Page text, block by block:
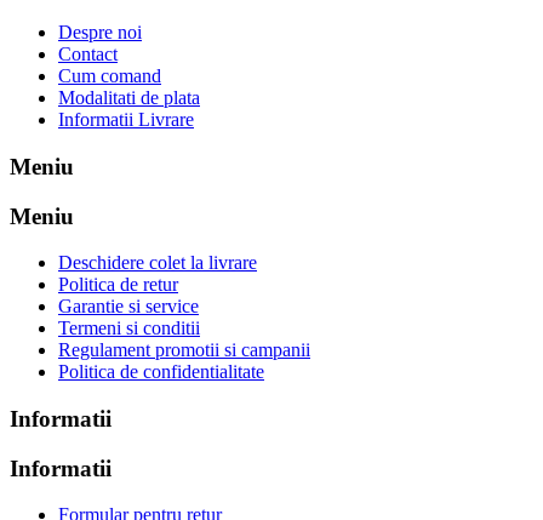
Despre noi
Contact
Cum comand
Modalitati de plata
Informatii Livrare
Meniu
Meniu
Deschidere colet la livrare
Politica de retur
Garantie si service
Termeni si conditii
Regulament promotii si campanii
Politica de confidentialitate
Informatii
Informatii
Formular pentru retur